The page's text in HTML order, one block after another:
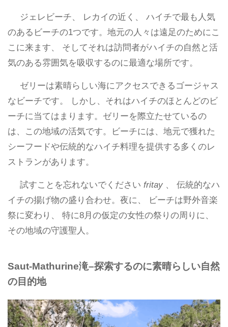
ジェレビーチ、 レカイの近く、 ハイチで最も人気
のあるビーチの1つです。地元の人々は遠足のためにこ
こに来ます、 そしてそれは訪問者がハイチの自然と活
気のある雰囲気を吸収するのに最適な場所です。
ゼリーは素晴らしい海にアクセスできるゴージャス
なビーチです。 しかし、それはハイチのほとんどのビ
ーチに当てはまります。ゼリーを際立たせているの
は、この地域の活気です。ビーチには、地元で獲れた
シーフードや伝統的なハイチ料理を提供する多くのレ
ストランがあります。
試すことを忘れないでください fritay 、 伝統的なハ
イチの揚げ物の盛り合わせ。夜に、 ビーチは野外音楽
祭に変わり、 特に8月の仮定の女性の祭りの周りに、
その地域の守護聖人。
Saut-Mathurine滝–探索するのに素晴らしい自然
の目的地